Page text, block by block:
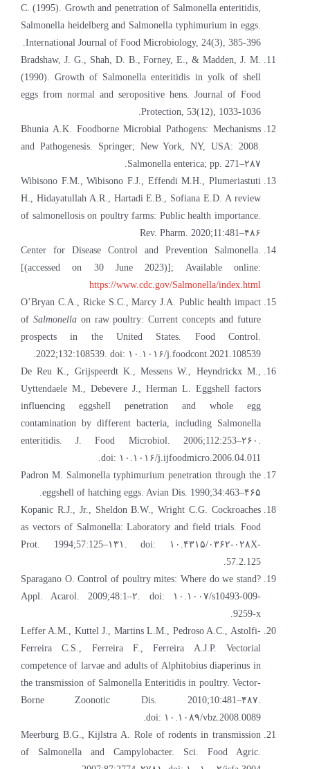
C. (1995). Growth and penetration of Salmonella enteritidis,
Salmonella heidelberg and Salmonella typhimurium in eggs.
International Journal of Food Microbiology, 24(3), 385-396.
Bradshaw, J. G., Shah, D. B., Forney, E., & Madden, J. M.
(1990). Growth of Salmonella enteritidis in yolk of shell
eggs from normal and seropositive hens. Journal of Food
Protection, 53(12), 1033-1036.
Bhunia A.K. Foodborne Microbial Pathogens: Mechanisms
and Pathogenesis. Springer; New York, NY, USA: 2008.
Salmonella enterica; pp. 271–۲۸۷.
Wibisono F.M., Wibisono F.J., Effendi M.H., Plumeriastuti
H., Hidayatullah A.R., Hartadi E.B., Sofiana E.D. A review
of salmonellosis on poultry farms: Public health importance.
Rev. Pharm. 2020;11:481–۴۸۶
Center for Disease Control and Prevention Salmonella.
[(accessed on 30 June 2023)]; Available online:
https://www.cdc.gov/Salmonella/index.html
O’Bryan C.A., Ricke S.C., Marcy J.A. Public health impact
of Salmonellaon raw poultry: Current concepts and future
prospects in the United States. Food Control.
2022;132:108539. doi: ۱۰.۱۰۱۶/j.foodcont.2021.108539.
De Reu K., Grijspeerdt K., Messens W., Heyndrickx M.,
Uyttendaele M., Debevere J., Herman L. Eggshell factors
influencing eggshell penetration and whole egg
contamination by different bacteria, including Salmonella
enteritidis. J. Food Microbiol. 2006;112:253–۲۶۰.
doi: ۱۰.۱۰۱۶/j.ijfoodmicro.2006.04.011.
Padron M. Salmonella typhimurium penetration through the
eggshell of hatching eggs. Avian Dis. 1990;34:463–۴۶۵.
Kopanic R.J., Jr., Sheldon B.W., Wright C.G. Cockroaches
as vectors of Salmonella: Laboratory and field trials. Food
Prot. 1994;57:125–۱۳۱. doi: ۱۰.۴۳۱۵/۰۳۶۲-۰۲۸X-
57.2.125.
Sparagano O. Control of poultry mites: Where do we stand?
Appl. Acarol. 2009;48:1–۲. doi: ۱۰.۱۰۰۷/s10493-009-
9259-x.
Leffer A.M., Kuttel J., Martins L.M., Pedroso A.C., Astolfi-
Ferreira C.S., Ferreira F., Ferreira A.J.P. Vectorial
competence of larvae and adults of Alphitobius diaperinus in
the transmission of Salmonella Enteritidis in poultry. Vector-
Borne Zoonotic Dis. 2010;10:481–۴۸۷.
doi: ۱۰.۱۰۸۹/vbz.2008.0089.
Meerburg B.G., Kijlstra A. Role of rodents in transmission
of Salmonella and Campylobacter. Sci. Food Agric.